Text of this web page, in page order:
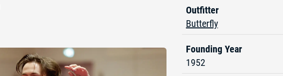
Outfitter
Butterfly
Founding Year
1952